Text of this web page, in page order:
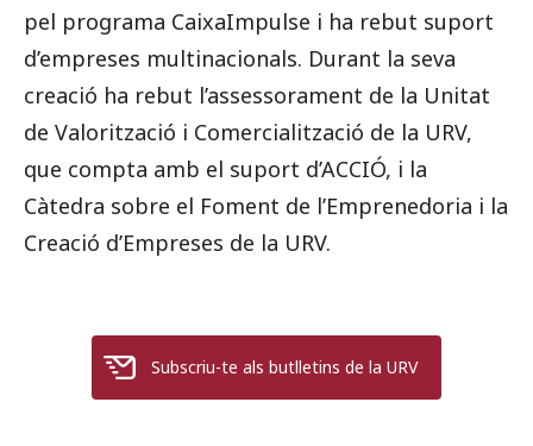
pel programa CaixaImpulse i ha rebut suport
d’empreses multinacionals. Durant la seva
creació ha rebut l’assessorament de la Unitat
de Valorització i Comercialització de la URV,
que compta amb el suport d’ACCIÓ, i la
Càtedra sobre el Foment de l’Emprenedoria i la
Creació d’Empreses de la URV.
Subscriu-te als butlletins de la URV